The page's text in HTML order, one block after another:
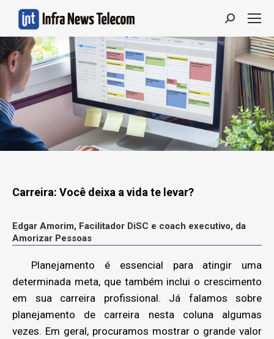
Search:
Carreira: Você deixa a vida te levar?
Edgar Amorim, Facilitador DiSC e coach executivo, da
Amorizar Pessoas
Planejamento é essencial para atingir uma
determinada meta, que também inclui o crescimento
em sua carreira profissional. Já falamos sobre
planejamento de carreira nesta coluna algumas
vezes. Em geral, procuramos mostrar o grande valor